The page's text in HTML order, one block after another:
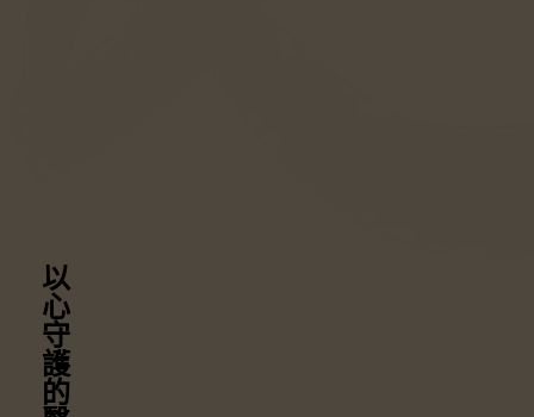
以心守護